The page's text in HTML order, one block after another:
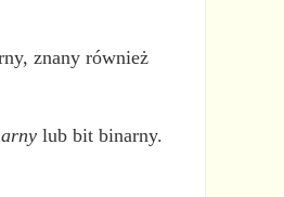
znany również
lub bit binarny.